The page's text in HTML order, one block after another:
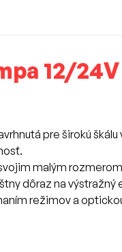
12/24V
pre širokú
malým
dôraz na výstražný
režimov a